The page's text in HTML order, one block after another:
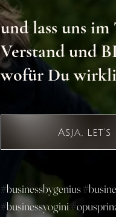
und lass uns
Verstand und
wofür Du
Asja,
#businessbygenius
#businessyogini